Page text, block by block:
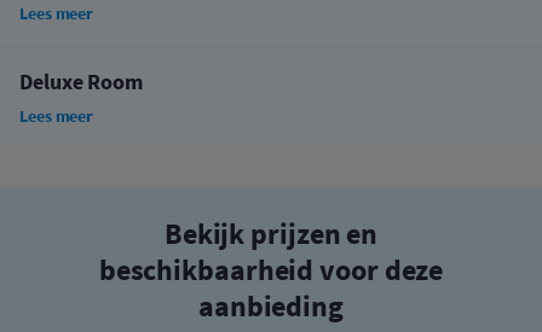
Lees meer
Deluxe Room
Lees meer
Bekijk prijzen en
beschikbaarheid voor deze
aanbieding